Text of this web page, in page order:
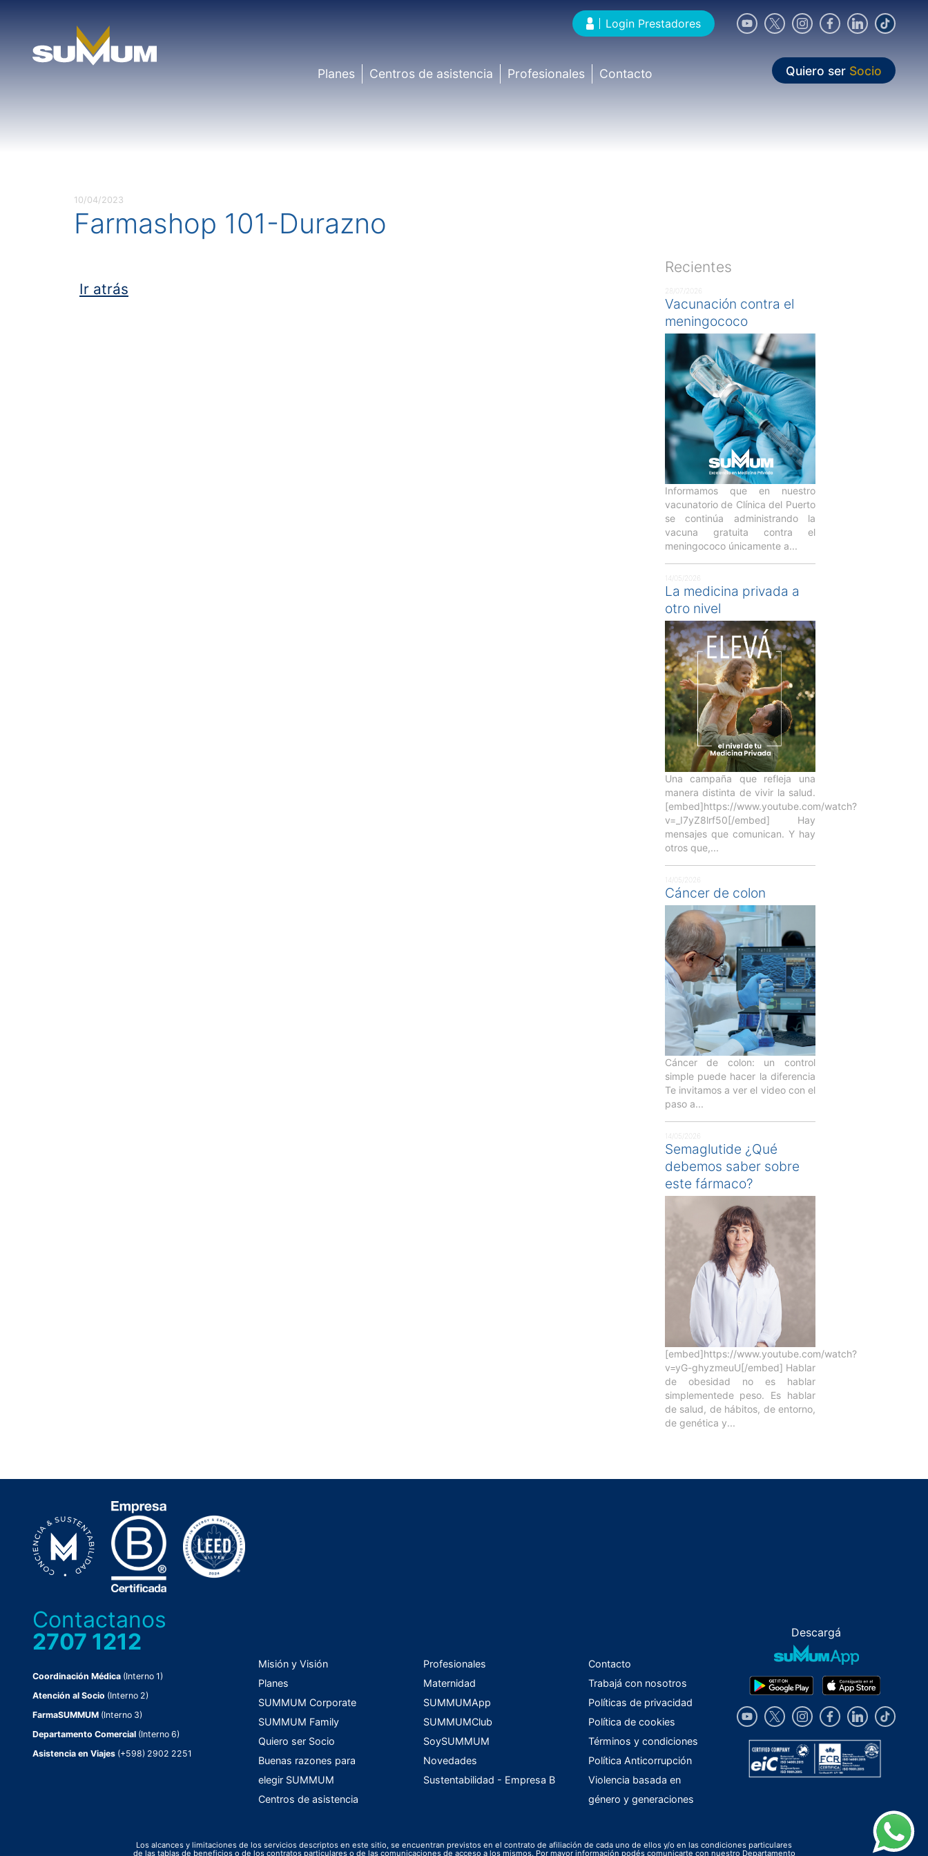
content
Login Prestadores
Planes Centros de asistencia Profesionales Contacto Quiero ser Socio
10/04/2023
Farmashop 101-Durazno
Ir atrás
Recientes
28/07/2026
Vacunación contra el
meningococo
Informamos que en nuestro
vacunatorio de Clínica del Puerto
se continúa administrando la
vacuna gratuita contra el
meningococo únicamente a...
14/05/2026
La medicina privada a
otro nivel
Una campaña que refleja una
manera distinta de vivir la salud.
[embed]https://www.youtube.com/watch?
v=_I7yZ8lrf50[/embed] Hay
mensajes que comunican. Y hay
otros que,...
14/05/2026
Cáncer de colon
Cáncer de colon: un control
simple puede hacer la diferencia
Te invitamos a ver el video con el
paso a...
14/05/2026
Semaglutide ¿Qué
debemos saber sobre
este fármaco?
[embed]https://www.youtube.com/watch?
v=yG-ghyzmeuU[/embed] Hablar
de obesidad no es hablar
simplementede peso. Es hablar
de salud, de hábitos, de entorno,
de genética y...
Contactanos
2707 1212
Coordinación Médica (Interno 1)
Atención al Socio (Interno 2)
FarmaSUMMUM (Interno 3)
Departamento Comercial (Interno 6)
Asistencia en Viajes (+598) 2902 2251
Misión y Visión
Planes
SUMMUM Corporate
SUMMUM Family
Quiero ser Socio
Buenas razones para
elegir SUMMUM
Centros de asistencia
Profesionales
Maternidad
SUMMUMApp
SUMMUMClub
SoySUMMUM
Novedades
Sustentabilidad - Empresa B
Contacto
Trabajá con nosotros
Políticas de privacidad
Política de cookies
Términos y condiciones
Política Anticorrupción
Violencia basada en
género y generaciones
Descargá
Los alcances y limitaciones de los servicios descriptos en este sitio, se encuentran previstos en el contrato de afiliación de cada uno de ellos y/o en las condiciones particulares
de las tablas de beneficios o de los contratos particulares o de las comunicaciones de acceso a los mismos. Por mayor información podés comunicarte con nuestro Departamento